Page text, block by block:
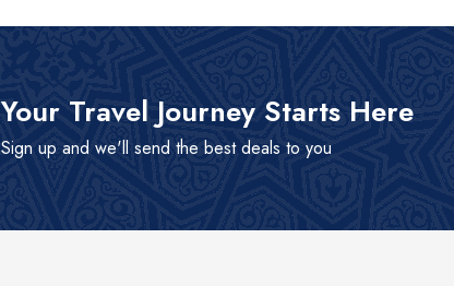
Your Travel Journey Starts Here
Sign up and we'll send the best deals to you